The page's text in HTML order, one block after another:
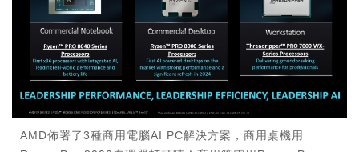
AMD佈署了3種商用電腦AI PC解決方案，商用桌機用